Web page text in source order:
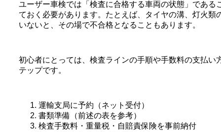
ユーザー車検では「検査に合格する車両の状態」であ
ておく必要があります。たとえば、タイヤの溝、灯火
いないと、その場で不合格となることもあります。
初心者にとっては、検査ラインの手順や手数料の支払
テップです。
運輸支局に予約（ネット受付）
書類準備（前述の表を参考）
検査手数料・重量税・自賠責保険を事前納付